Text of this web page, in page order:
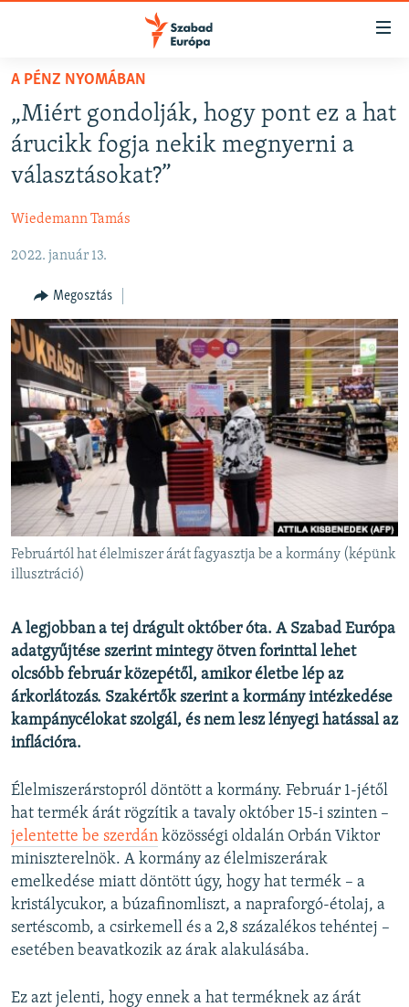
Akadálymentes
Ugrás
fő
oldalra
Ugrás
tartalomjegyzékre
AKTUÁLIS
PODCASTOK
ELEMZŐ
NER15
SZABADON
TÁRSADALOM
DEMOKRÁCIA
A PÉNZ NYOMÁBAN
EURÓPAI UNIÓ
VILÁG
KLÍMAVÁLTOZÁS
A MÚLT TANULSÁGAI
KÖVESSEN MINKET!
Valamennyi RFE/RL weboldal
A PÉNZ NYOMÁBAN
„Miért gondolják, hogy pont ez a hat
árucikk fogja nekik megnyerni a
választásokat?”
Wiedemann Tamás
2022. január 13.
Megosztás
Februártól hat élelmiszer árát fagyasztja be a kormány (képünk
illusztráció)
A legjobban a tej drágult október óta. A Szabad Európa
adatgyűjtése szerint mintegy ötven forinttal lehet
olcsóbb február közepétől, amikor életbe lép az
árkorlátozás. Szakértők szerint a kormány intézkedése
kampánycélokat szolgál, és nem lesz lényegi hatással az
inflációra.
Élelmiszerárstopról döntött a kormány. Február 1-jétől
hat termék árát rögzítik a tavaly október 15-i szinten –
jelentette be szerdán közösségi oldalán Orbán Viktor
miniszterelnök. A kormány az élelmiszerárak
emelkedése miatt döntött úgy, hogy hat termék – a
kristálycukor, a búzafinomliszt, a napraforgó-étolaj, a
sertéscomb, a csirkemell és a 2,8 százalékos tehéntej –
esetében beavatkozik az árak alakulásába.
Ez azt jelenti, hogy ennek a hat terméknek az árát
FELIRATKOZÁS